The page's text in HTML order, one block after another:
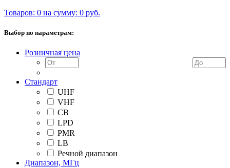
Товаров: 0 на сумму: 0 руб.
Выбор по параметрам:
Розничная цена
Стандарт
UHF
VHF
CB
LPD
PMR
LB
Речной диапазон
Диапазон, МГц